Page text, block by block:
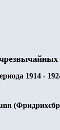
1914 -